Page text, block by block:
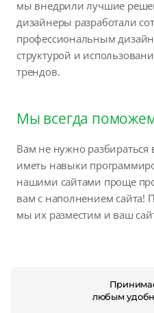
мы внедрили лучшие
дизайнеры разработали
профессиональным
структурой и
трендов.
Мы всегда
Вам не нужно разбираться
иметь навыки
нашими сайтами проще
вам с наполнением сайта!
мы их разместим и ваш
любым